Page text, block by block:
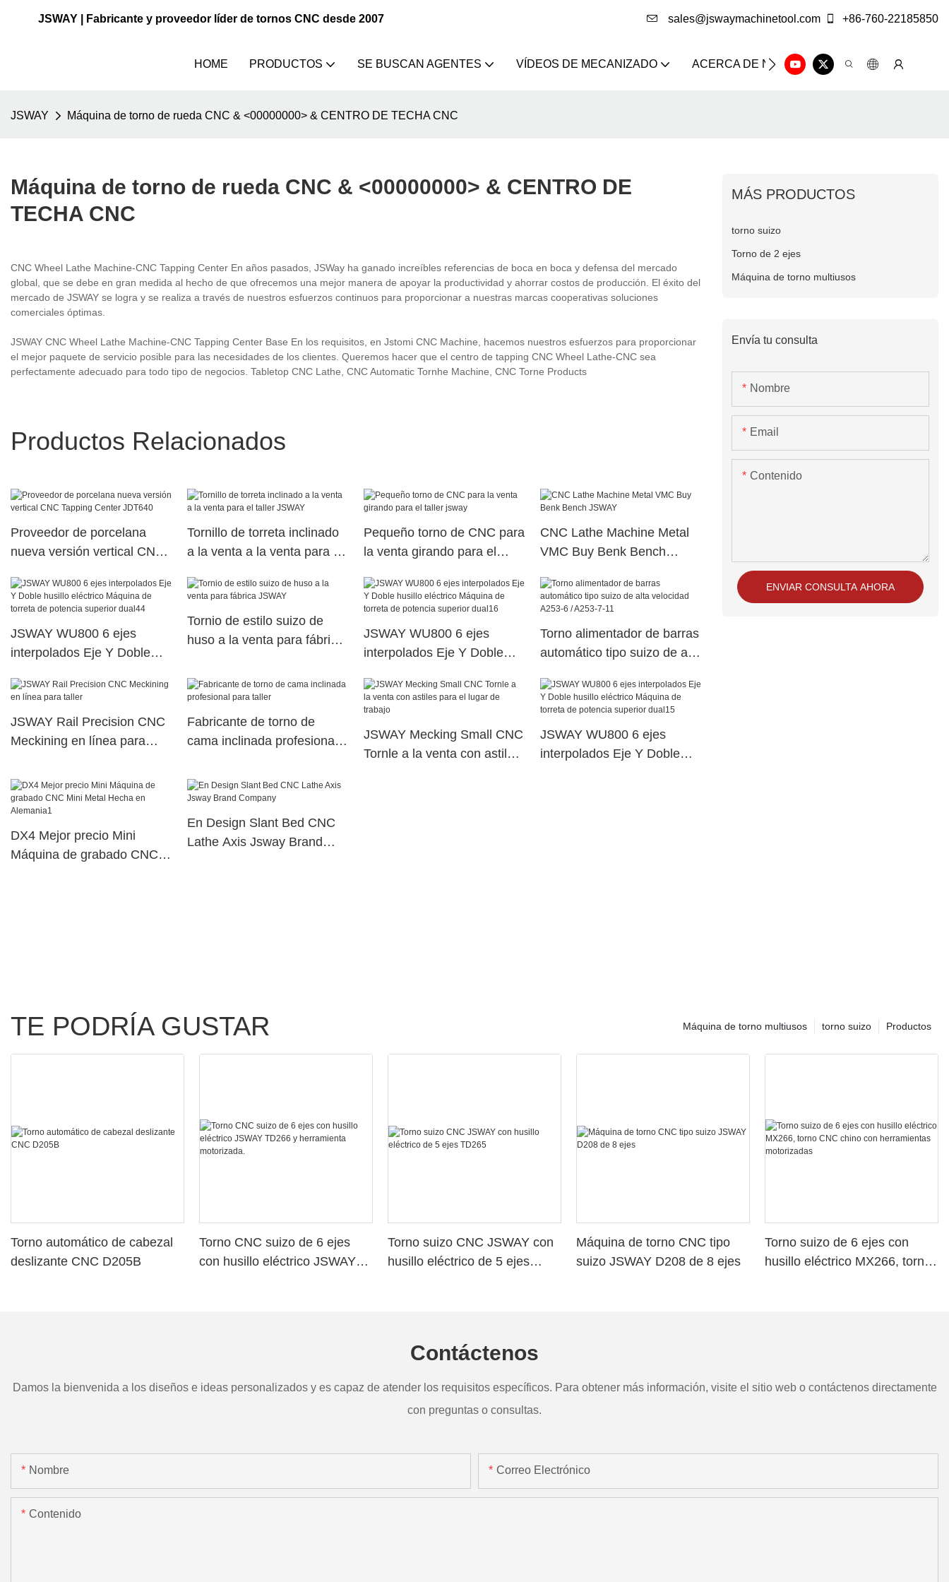
JSWAY | Fabricante y proveedor líder de tornos CNC desde 2007 sales@jswaymachinetool.com +86-760-22185850
HOME PRODUCTOS SE BUSCAN AGENTES VÍDEOS DE MECANIZADO ACERCA DE NOSOTROS SOLUCIÓN
JSWAY Máquina de torno de rueda CNC & <00000000> & CENTRO DE TECHA CNC
Máquina de torno de rueda CNC & <00000000> & CENTRO DE
TECHA CNC
CNC Wheel Lathe Machine-CNC Tapping Center En años pasados, JSWay ha ganado increíbles referencias de boca en boca y defensa del mercado
global, que se debe en gran medida al hecho de que ofrecemos una mejor manera de apoyar la productividad y ahorrar costos de producción. El éxito del
mercado de JSWAY se logra y se realiza a través de nuestros esfuerzos continuos para proporcionar a nuestras marcas cooperativas soluciones
comerciales óptimas.
JSWAY CNC Wheel Lathe Machine-CNC Tapping Center Base En los requisitos, en Jstomi CNC Machine, hacemos nuestros esfuerzos para proporcionar
el mejor paquete de servicio posible para las necesidades de los clientes. Queremos hacer que el centro de tapping CNC Wheel Lathe-CNC sea
perfectamente adecuado para todo tipo de negocios. Tabletop CNC Lathe, CNC Automatic Tornhe Machine, CNC Torne Products
Productos Relacionados
Proveedor de porcelana
nueva versión vertical CNC
Tornillo de torreta inclinado
a la venta a la venta para el
Pequeño torno de CNC para
la venta girando para el
CNC Lathe Machine Metal
VMC Buy Benk Bench
JSWAY WU800 6 ejes
interpolados Eje Y Doble
torreta de potencia superior
Tornio de estilo suizo de
huso a la venta para fábrica
JSWAY WU800 6 ejes
interpolados Eje Y Doble
torreta de potencia superior
dual16
Torno alimentador de barras
automático tipo suizo de alta
11
JSWAY Rail Precision CNC
Meckining en línea para
Fabricante de torno de
cama inclinada profesional
JSWAY Mecking Small CNC
Tornle a la venta con astiles
JSWAY WU800 6 ejes
interpolados Eje Y Doble
DX4 Mejor precio Mini
Máquina de grabado CNC
En Design Slant Bed CNC
Lathe Axis Jsway Brand
MÁS PRODUCTOS
torno suizo
Torno de 2 ejes
Máquina de torno multiusos
Envía tu consulta
Nombre
Email
Contenido
ENVIAR CONSULTA AHORA
TE PODRÍA GUSTAR Productos
torno suizo
Máquina de torno multiusos
Torno automático de cabezal
deslizante CNC D205B
Torno CNC suizo de 6 ejes
con husillo eléctrico JSWAY
Torno suizo CNC JSWAY con
husillo eléctrico de 5 ejes
Máquina de torno CNC tipo
suizo JSWAY D208 de 8 ejes
Torno suizo de 6 ejes con
husillo eléctrico MX266, torno
Contáctenos
Damos la bienvenida a los diseños e ideas personalizados y es capaz de atender los requisitos específicos. Para obtener más información, visite el sitio web o contáctenos directamente
con preguntas o consultas.
Nombre Correo Electrónico
Contenido